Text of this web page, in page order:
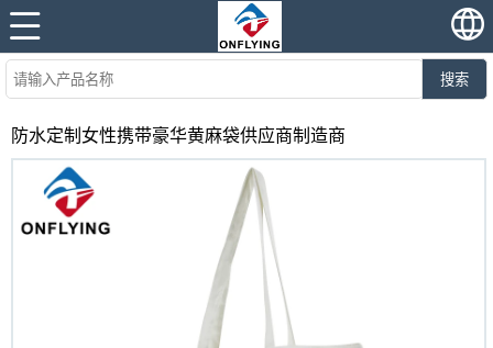
搜索
防水定制女性携带豪华黄麻袋供应商制造商